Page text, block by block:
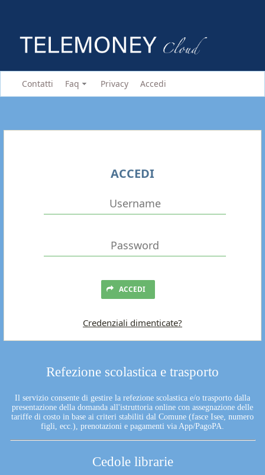
Contatti Faq Privacy Accedi
Refezione scolastica e trasporto
Il servizio consente di gestire la refezione scolastica e/o trasporto dalla
presentazione della domanda all'istruttoria online con assegnazione delle
tariffe di costo in base ai criteri stabiliti dal Comune (fasce Isee, numero
figli, ecc.), prenotazioni e pagamenti via App/PagoPA.
Cedole librarie
ACCEDI
ACCEDI
Credenziali dimenticate?